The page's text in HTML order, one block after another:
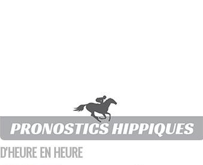
D'HEURE EN HEURE